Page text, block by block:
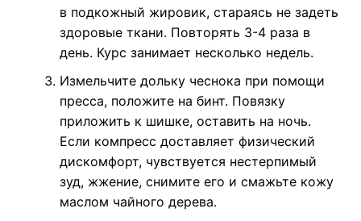
в подкожный жировик, стараясь не задеть
здоровые ткани. Повторять 3-4 раза в
день. Курс занимает несколько недель.
Измельчите дольку чеснока при помощи
пресса, положите на бинт. Повязку
приложить к шишке, оставить на ночь.
Если компресс доставляет физический
дискомфорт, чувствуется нестерпимый
зуд, жжение, снимите его и смажьте кожу
маслом чайного дерева.